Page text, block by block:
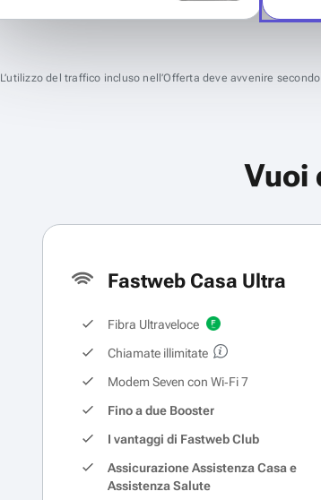
L’utilizzo del traffico incluso nell’Offerta deve avvenire
Vuoi
Fastweb Casa Ultra
Fibra Ultraveloce
Chiamate illimitate
Modem Seven con Wi‑Fi 7
Fino a due Booster
I vantaggi di Fastweb Club
Assicurazione Assistenza Casa e
Assistenza Salute